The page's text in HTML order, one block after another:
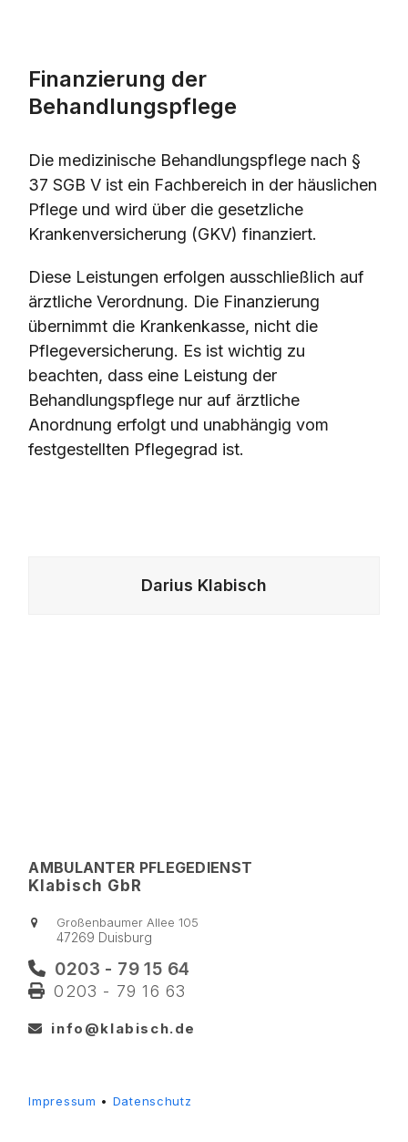
Finanzierung der
Behandlungspflege
Die medizinische Behandlungspflege nach §
37 SGB V ist ein Fachbereich in der häuslichen
Pflege und wird über die gesetzliche
Krankenversicherung (GKV) finanziert.
Diese Leistungen erfolgen ausschließlich auf
ärztliche Verordnung. Die Finanzierung
übernimmt die Krankenkasse, nicht die
Pflegeversicherung. Es ist wichtig zu
beachten, dass eine Leistung der
Behandlungspflege nur auf ärztliche
Anordnung erfolgt und unabhängig vom
festgestellten Pflegegrad ist.
Darius Klabisch
AMBULANTER PFLEGEDIENST
Klabisch GbR
Großenbaumer Allee 105
47269 Duisburg
0203 - 79 15 64
0203 - 79 16 63
info@klabisch.de
Impressum • Datenschutz